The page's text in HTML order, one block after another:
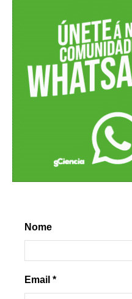
Nome
Email *